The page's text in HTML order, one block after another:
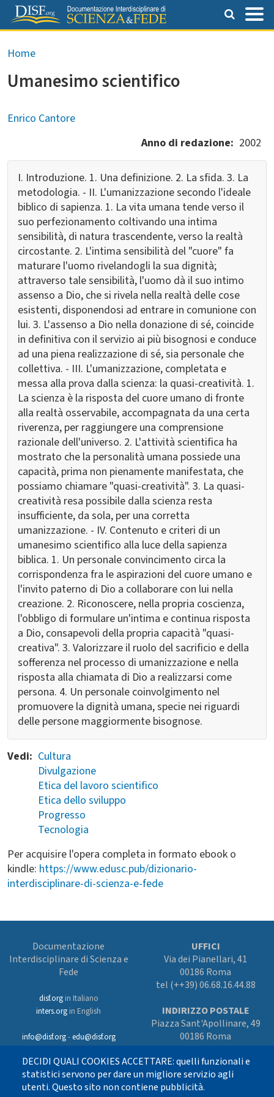
Salta al contenuto principale
Briciole di pane
Home
Umanesimo scientifico
Enrico Cantore
Anno di redazione
2002
I. Introduzione. 1. Una definizione. 2. La sfida. 3. La
metodologia. - II. L'umanizzazione secondo l'ideale
biblico di sapienza. 1. La vita umana tende verso il
suo perfezionamento coltivando una intima
sensibilità, di natura trascendente, verso la realtà
circostante. 2. L'intima sensibilità del "cuore" fa
maturare l'uomo rivelandogli la sua dignità;
attraverso tale sensibilità, l'uomo dà il suo intimo
assenso a Dio, che si rivela nella realtà delle cose
esistenti, disponendosi ad entrare in comunione con
lui. 3. L'assenso a Dio nella donazione di sé, coincide
in definitiva con il servizio ai più bisognosi e conduce
ad una piena realizzazione di sé, sia personale che
collettiva. - III. L'umanizzazione, completata e
messa alla prova dalla scienza: la quasi-creatività. 1.
La scienza è la risposta del cuore umano di fronte
alla realtà osservabile, accompagnata da una certa
riverenza, per raggiungere una comprensione
razionale dell'universo. 2. L'attività scientifica ha
mostrato che la personalità umana possiede una
capacità, prima non pienamente manifestata, che
possiamo chiamare "quasi-creatività". 3. La quasi-
creatività resa possibile dalla scienza resta
insufficiente, da sola, per una corretta
umanizzazione. - IV. Contenuto e criteri di un
umanesimo scientifico alla luce della sapienza
biblica. 1. Un personale convincimento circa la
corrispondenza fra le aspirazioni del cuore umano e
l'invito paterno di Dio a collaborare con lui nella
creazione. 2. Riconoscere, nella propria coscienza,
l'obbligo di formulare un'intima e continua risposta
a Dio, consapevoli della propria capacità "quasi-
creativa". 3. Valorizzare il ruolo del sacrificio e della
sofferenza nel processo di umanizzazione e nella
risposta alla chiamata di Dio a realizzarsi come
persona. 4. Un personale coinvolgimento nel
promuovere la dignità umana, specie nei riguardi
delle persone maggiormente bisognose.
Vedi
Cultura
Divulgazione
Etica del lavoro scientifico
Etica dello sviluppo
Progresso
Tecnologia
Per acquisire l'opera completa in formato ebook o
kindle: https://www.edusc.pub/dizionario-
interdisciplinare-di-scienza-e-fede
Documentazione
Interdisciplinare di Scienza e
Fede
disf.orgin Italiano
inters.org in English
info@disf.org-edu@disf.org
UFFICI
Via dei Pianellari, 41
00186 Roma
tel (++39) 06.68.16.44.88
INDIRIZZO POSTALE
Piazza Sant'Apollinare, 49
00186 Roma
In collaborazione
con il Servizio
nazionale della CEI
per il progetto
DECIDI QUALI COOKIES ACCETTARE: quelli funzionali e
statistici servono per dare un migliore servizio agli
utenti. Questo sito non contiene pubblicità.